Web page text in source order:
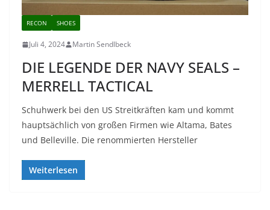
RECON SHOES
Juli 4, 2024 Martin Sendlbeck
DIE LEGENDE DER NAVY SEALS –
MERRELL TACTICAL
Schuhwerk bei den US Streitkräften kam und kommt
hauptsächlich von großen Firmen wie Altama, Bates
und Belleville. Die renommierten Hersteller
Weiterlesen